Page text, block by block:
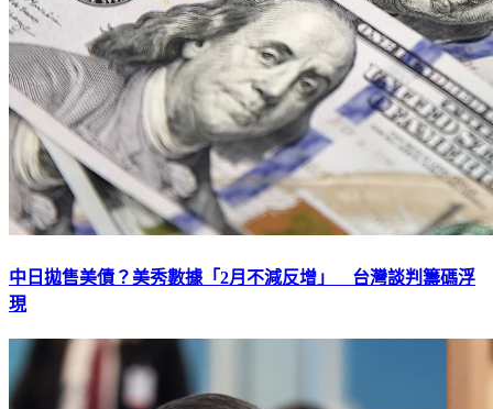
中日拋售美債？美秀數據「2月不減反增」 台灣談判籌碼浮
現